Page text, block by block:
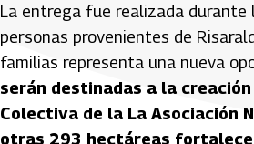
La entrega fue realizada durante
personas provenientes de
familias representa una nueva
serán destinadas a la
Colectiva de la La Asociación
otras 293 hectáreas